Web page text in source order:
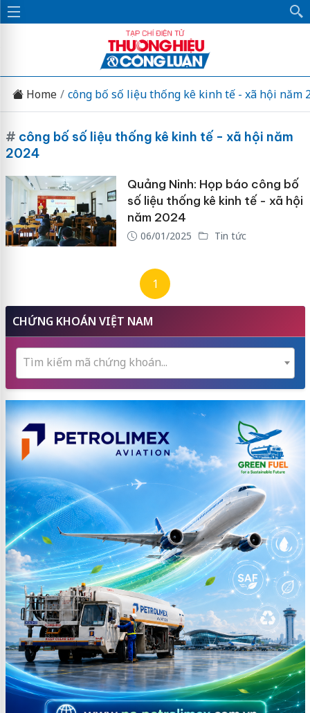
Home công bố số liệu thống kê kinh tế - xã hội năm
# công bố số liệu thống kê kinh tế - xã hội năm
2024
Quảng Ninh: Họp báo công bố
số liệu thống kê kinh tế - xã hội
năm 2024
06/01/2025 Tin tức
1
CHỨNG KHOÁN VIỆT NAM
Tìm kiếm mã chứng khoán...